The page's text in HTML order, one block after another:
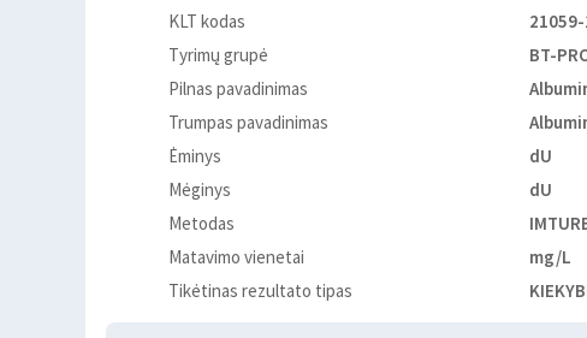
KLT kodas
Tyrimų grupė
BT-
Pilnas pavadinimas
Trumpas pavadinimas
Ėminys
dU
Mėginys
dU
Metodas
Matavimo vienetai
mg/L
Tikėtinas rezultato tipas